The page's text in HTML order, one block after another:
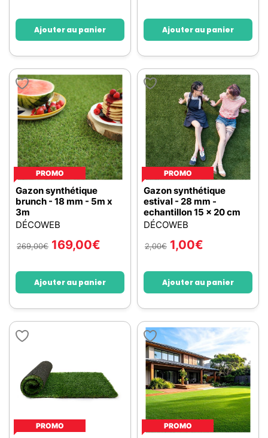
Ajouter au panier Ajouter au panier
PROMO
Gazon synthétique
brunch - 18 mm - 5m x
3m
DÉCOWEB
269,00€ 169,00€
Ajouter au panier
PROMO
Gazon synthétique
estival - 28 mm -
echantillon 15 x 20 cm
DÉCOWEB
2,00€ 1,00€
Ajouter au panier
PROMO PROMO